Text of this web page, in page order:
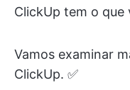
ClickUp tem o que
Vamos examinar
ClickUp. ✅